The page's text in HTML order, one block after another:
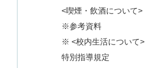
<喫煙・飲酒について>
※参考資料
※ <校内生活について>
特別指導規定